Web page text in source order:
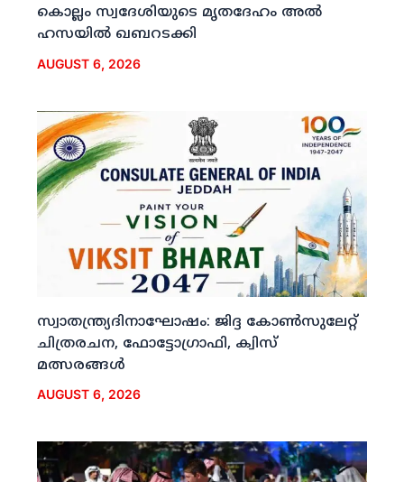
കൊല്ലം സ്വദേശിയുടെ മൃതദേഹം അല്‍
ഹസയില്‍ ഖബറടക്കി
AUGUST 6, 2026
സ്വാതന്ത്ര്യദിനാഘോഷം: ജിദ്ദ കോണ്‍സുലേറ്റ്
ചിത്രരചന, ഫോട്ടോഗ്രാഫി, ക്വിസ്
മത്സരങ്ങള്‍
AUGUST 6, 2026